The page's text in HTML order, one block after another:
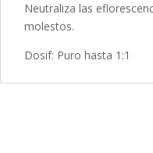
Neutraliza las
molestos.
Dosif: Puro hasta 1:1